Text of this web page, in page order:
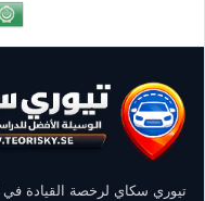
تيوري سكاي لرخصة القيادة